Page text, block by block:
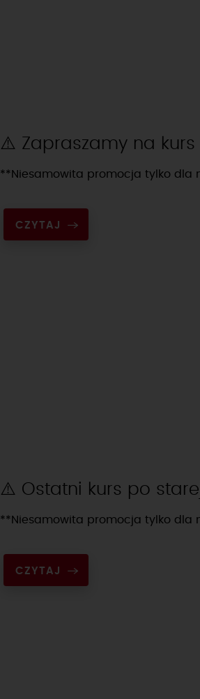
⚠️ Zapraszamy na
**Niesamowita promocja tylko dla
CZYTAJ
⚠️ Ostatni kurs po
**Niesamowita promocja tylko dla
CZYTAJ